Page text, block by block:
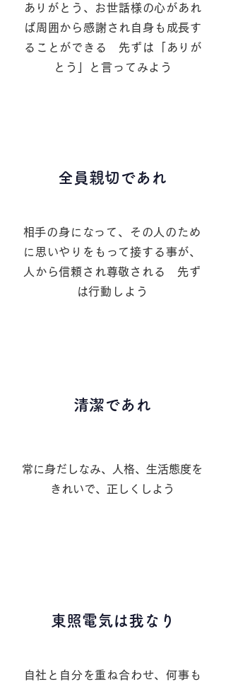
​ありがとう、お世話様の心があれ
ば周囲から感謝され自身も成長す
ることができる 先ずは「ありが
とう」と言ってみよう
２
全員親切であれ
​相手の身になって、その人のため
に思いやりをもって接する事が、
人から信頼され尊敬される 先ず
は行動しよう
３
清潔であれ
​常に身だしなみ、人格、生活態度を
きれいで、正しくしよう
４
東照電気は我なり
​自社と自分を重ね合わせ、何事も